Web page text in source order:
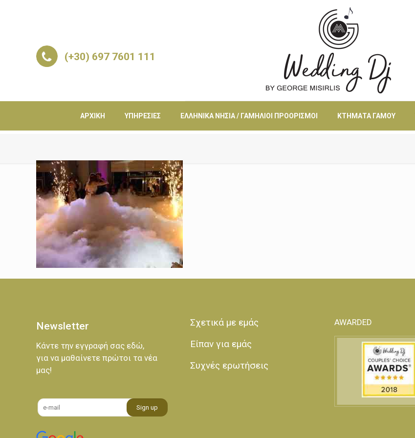
(+30) 697 7601 111
ΑΡΧΙΚΉ ΥΠΗΡΕΣΊΕΣ ΕΛΛΗΝΙΚΆ ΝΗΣΙΆ / ΓΑΜΉΛΙΟΙ ΠΡΟΟΡΙΣΜΟΊ ΚΤΉΜΑΤΑ ΓΆΜΟΥ
Newsletter
Κάντε την εγγραφή σας εδώ,
για να μαθαίνετε πρώτοι τα νέα
μας!
Σχετικά με εμάς
Είπαν για εμάς
Συχνές ερωτήσεις
AWARDED